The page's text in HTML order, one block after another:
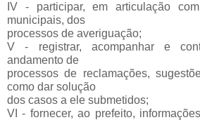
IV - participar, em articulação
municipais, dos
processos de averiguação;
V - registrar, acompanhar e
andamento de
processos de reclamações,
como dar solução
dos casos a ele submetidos;
VI - fornecer, ao prefeito,